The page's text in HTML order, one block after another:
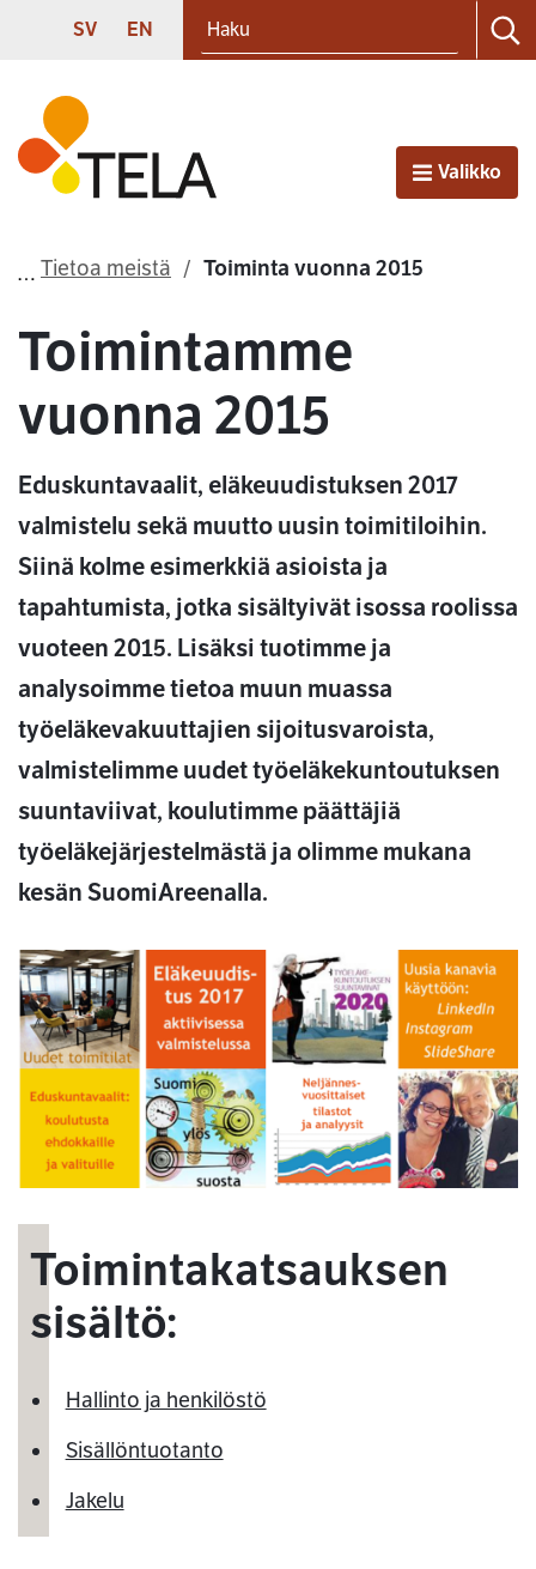
Siirry sisältöön
SVENSKA
SV ENGLISH
EN
Etusivu
AvaaValikko
Tietoa meistä Toiminta vuonna 2015
Toimintamme
vuonna 2015
Eduskuntavaalit, eläkeuudistuksen 2017
valmistelu sekä muutto uusin toimitiloihin.
Siinä kolme esimerkkiä asioista ja
tapahtumista, jotka sisältyivät isossa roolissa
vuoteen 2015. Lisäksi tuotimme ja
analysoimme tietoa muun muassa
työeläkevakuuttajien sijoitusvaroista,
valmistelimme uudet työeläkekuntoutuksen
suuntaviivat, koulutimme päättäjiä
työeläkejärjestelmästä ja olimme mukana
kesän SuomiAreenalla.
Toimintakatsauksen
sisältö:
Hallinto ja henkilöstö
Sisällöntuotanto
Jakelu